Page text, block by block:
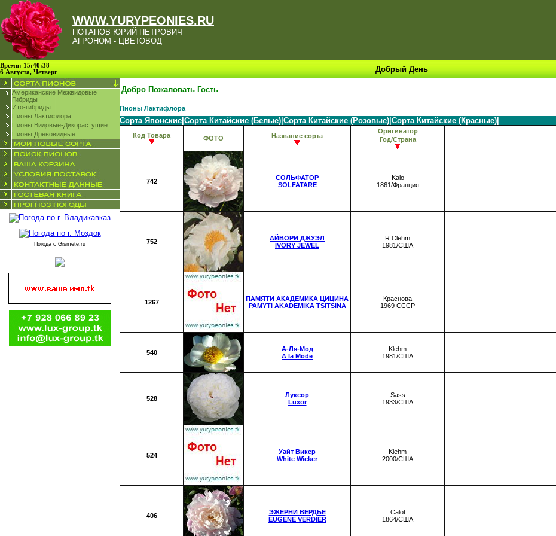
WWW.YURYPEONIES.RU
ПОТАПОВ ЮРИЙ ПЕТРОВИЧ
АГРОНОМ - ЦВЕТОВОД
Время: 15:40:38
6 Августа, Четверг
Добрый День
Американские Межвидовые
Гибриды
Ито-гибриды
Пионы Лактифлора
Пионы Видовые-Дикорастущие
Пионы Древовидные
Погода с Gismete.ru
Добро Пожаловать Гость
Пионы Лактифлора
Сорта Японские Сорта Китайские (Белые) Сорта Китайские (Розовые) Сорта Китайские (Красные)
Код Товара ФОТО Название сорта
Оригинатор
Год/Страна
742
СОЛЬФАТОР
SOLFATARE
Kalo
1861/Франция
752
АЙВОРИ ДЖУЭЛ
IVORY JEWEL
R.Clehm
1981/США
1267
ПАМЯТИ АКАДЕМИКА ЦИЦИНА
PAMYTI AKADEMIKA TSITSINA
Краснова
1969 СССР
540
А-Ля-Мод
A la Mode
Klehm
1981/США
528
Луксор
Luxor
Sass
1933/США
524
Уайт Викер
White Wicker
Klehm
2000/США
406
ЭЖЕРНИ ВЕРДЬЕ
EUGENE VERDIER
Calot
1864/США